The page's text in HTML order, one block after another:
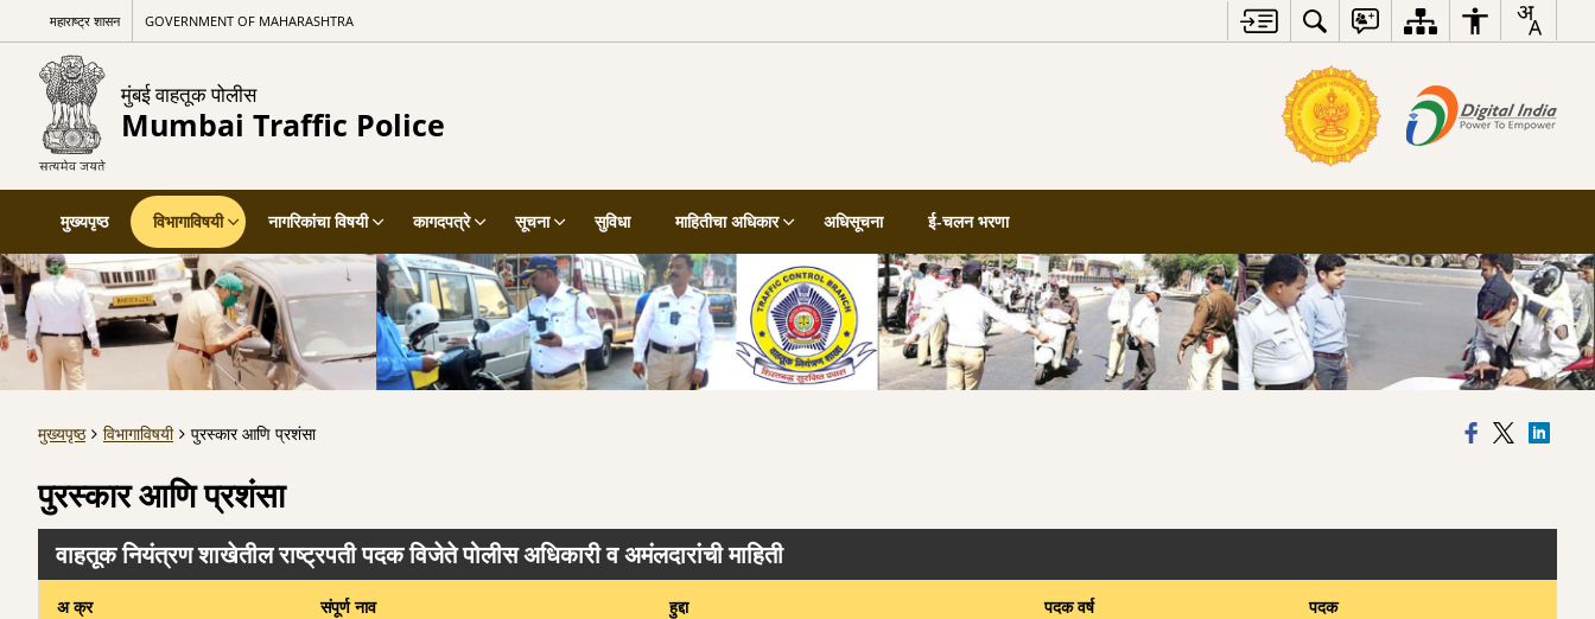
महाराष्ट्र शासन GOVERNMENT OF MAHARASHTRA
मुंबई वाहतूक पोलीस
Mumbai Traffic Police
मुख्यपृष्ठ विभागाविषयी नागरिकांचा विषयी कागदपत्रे सूचना सुविधा माहितीचा अधिकार अधिसूचना ई-चलन भरणा
मुख्यपृष्ठ विभागाविषयी पुरस्कार आणि प्रशंसा
पुरस्कार आणि प्रशंसा
वाहतूक नियंत्रण शाखेतील राष्ट्रपती पदक विजेते पोलीस अधिकारी व अमंलदारांची माहिती
अ क्र संपूर्ण नाव हुद्दा पदक वर्ष पदक